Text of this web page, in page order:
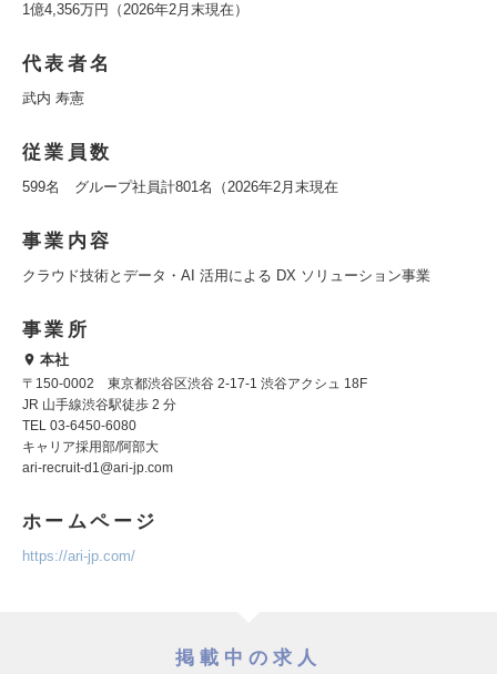
1億4,356万円（2026年2月末現在）
代表者名
武内 寿憲
従業員数
599名 グループ社員計801名（2026年2月末現在
事業内容
クラウド技術とデータ・AI 活用による DX ソリューション事業
事業所
本社
〒150-0002 東京都渋谷区渋谷 2-17-1 渋谷アクシュ 18F
JR 山手線渋谷駅徒歩 2 分
TEL 03-6450-6080
キャリア採用部/阿部大
ari-recruit-d1@ari-jp.com
ホームページ
https://ari-jp.com/
掲載中の求人